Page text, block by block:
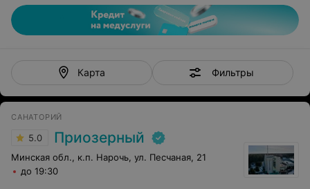
Карта Фильтры
САНАТОРИЙ
5.0 Приозерный
Минская обл., к.п. Нарочь, ул. Песчаная, 21
до 19:30